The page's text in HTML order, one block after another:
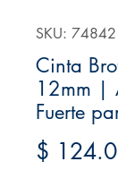
SKU: 74842
Cinta
12mm |
Fuerte
$